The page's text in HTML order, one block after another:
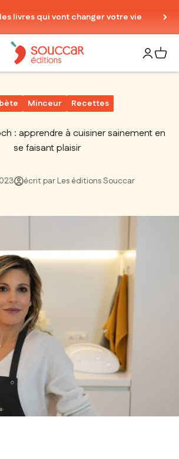
livres qui vont changer votre vie
Thierry Souccar Editions Ouvrir
Voir
Minceur Recettes
: apprendre à cuisiner sainement en
se faisant plaisir
écrit par Les éditions Souccar